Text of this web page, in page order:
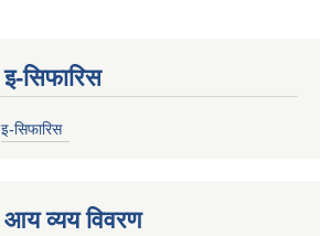
इ-सिफारिस
इ-सिफारिस
आय व्यय विवरण